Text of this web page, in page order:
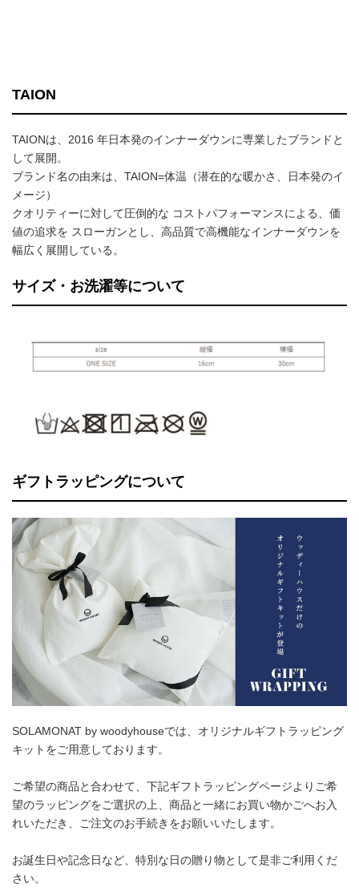
TAION
TAIONは、2016 年日本発のインナーダウンに専業したブランドと
して展開。
ブランド名の由来は、TAION=体温（潜在的な暖かさ、日本発のイ
メージ）
クオリティーに対して圧倒的な コストパフォーマンスによる、価
値の追求を スローガンとし、高品質で高機能なインナーダウンを
幅広く展開している。
サイズ・お洗濯等について
ギフトラッピングについて
SOLAMONAT by woodyhouseでは、オリジナルギフトラッピング
キットをご用意しております。
ご希望の商品と合わせて、下記ギフトラッピングページよりご希
望のラッピングをご選択の上、商品と一緒にお買い物かごへお入
れいただき、ご注文のお手続きをお願いいたします。
お誕生日や記念日など、特別な日の贈り物として是非ご利用くだ
さい。